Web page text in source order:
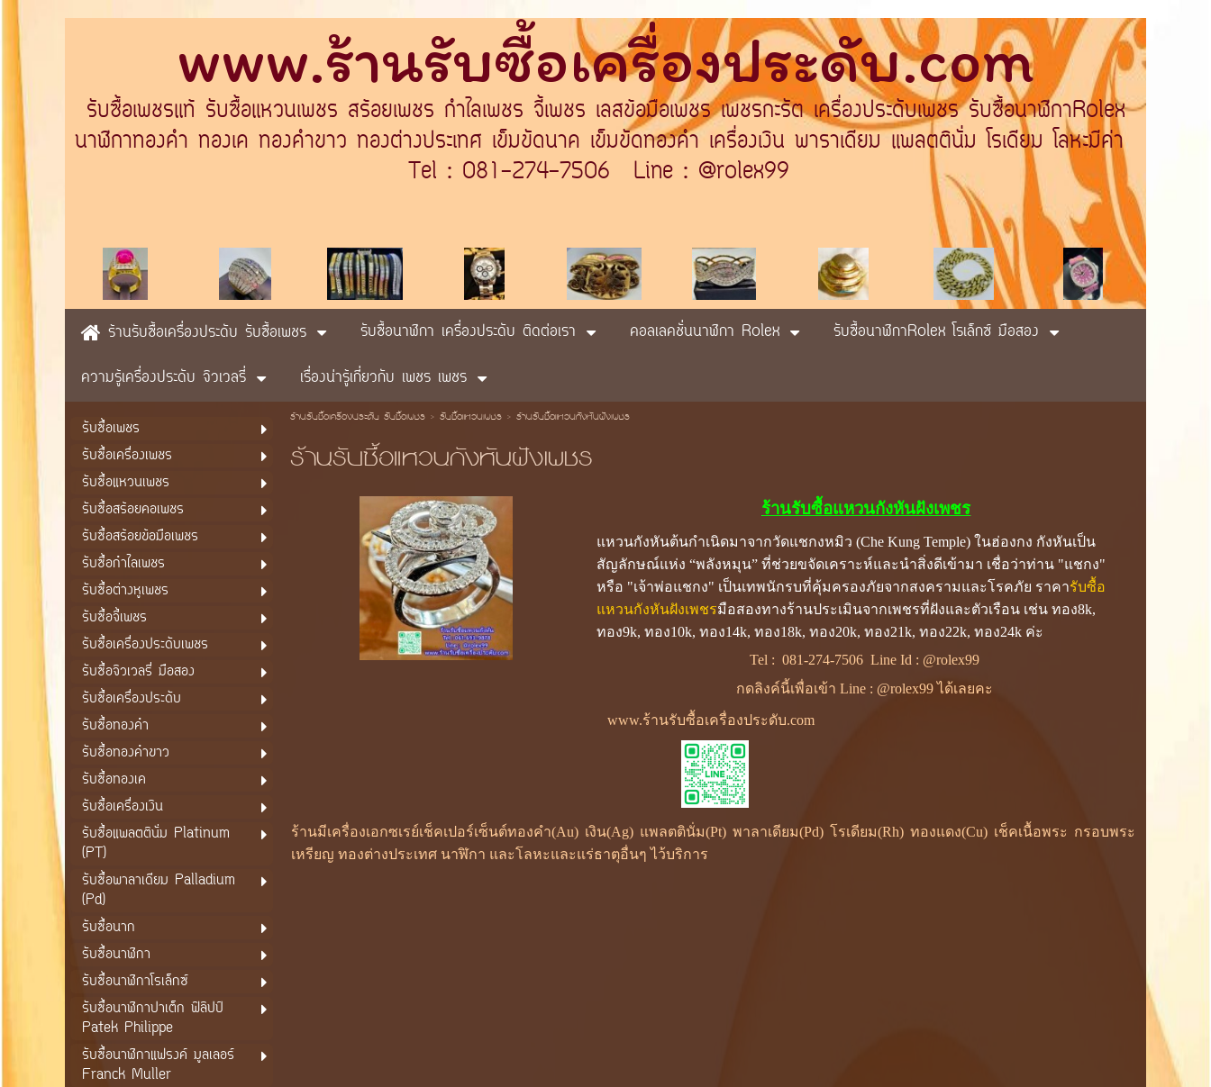
www.ร้านรับซื้อเครื่องประดับ.com
รับซื้อเพชรแท้ รับซื้อแหวนเพชร สร้อยเพชร กำไลเพชร จี้เพชร เลสข้อมือเพชร เพชรกะรัต เครื่องประดับเพชร รับซื้อนาฬิกาRolex
นาฬิกาทองคำ ทองเค ทองคำขาว ทองต่างประเทศ เข็มขัดนาค เข็มขัดทองคำ เครื่องเงิน พาราเดียม แพลตตินั่ม โรเดียม โลหะมีค่า
Tel : 081-274-7506 Line : @rolex99
ร้านรับซื้อเครื่องประดับ รับซื้อเพชร รับซื้อนาฬิกา เครื่องประดับ ติดต่อเรา คอลเลคชั่นนาฬิกา Rolex
รับซื้อนาฬิกาRolex โรเล็กซ์ มือสอง
ความรู้เครื่องประดับ จิวเวลรี่
เรื่องน่ารู้เกี่ยวกับ เพชร เพชร
รับซื้อเพชร
รับซื้อเครื่องเพชร
รับซื้อแหวนเพชร
รับซื้อสร้อยคอเพชร
รับซื้อสร้อยข้อมือเพชร
รับซื้อกำไลเพชร
รับซื้อต่างหูเพชร
รับซื้อจี้เพชร
รับซื้อเครื่องประดับเพชร
รับซื้อจิวเวลรี่ มือสอง
รับซื้อเครื่องประดับ
รับซื้อทองคำ
รับซื้อทองคำขาว
รับซื้อทองเค
รับซื้อเครื่องเงิน
รับซื้อแพลตตินั่ม Platinum
(PT)
รับซื้อพาลาเดียม Palladium
(Pd)
รับซื้อนาก
รับซื้อนาฬิกา
รับซื้อนาฬิกาโรเล็กซ์
รับซื้อนาฬิกาปาเต็ก ฟิลิปป์
Patek Philippe
รับซื้อนาฬิกาแฟรงค์ มูลเลอร์
Franck Muller
ร้านรับซื้อเครื่องประดับ รับซื้อเพชร> รับซื้อแหวนเพชร> ร้านรับซื้อแหวนกังหันฝังเพชร
ร้านรับซื้อแหวนกังหันฝังเพชร
ร้านรับซื้อแหวนกังหันฝังเพชร
แหวนกังหันต้นกำเนิดมาจากวัดแชกงหมิว (Che Kung Temple) ในฮ่องกง กังหันเป็น
สัญลักษณ์แห่ง “พลังหมุน” ที่ช่วยขจัดเคราะห์และนำสิ่งดีเข้ามา เชื่อว่าท่าน "แชกง"
หรือ "เจ้าพ่อแชกง" เป็นเทพนักรบที่คุ้มครองภัยจากสงครามและโรคภัย ราคารับซื้อ
แหวนกังหันฝังเพชรมือสองทางร้านประเมินจากเพชรที่ฝังและตัวเรือน เช่น ทอง8k,
ทอง9k, ทอง10k, ทอง14k, ทอง18k, ทอง20k, ทอง21k, ทอง22k, ทอง24k ค่ะ
Tel : 081-274-7506Line Id : @rolex99
กดลิงค์นี้เพื่อเข้า Line : @rolex99 ได้เลยคะ
www.ร้านรับซื้อเครื่องประดับ.com
ร้านมีเครื่องเอกซเรย์เช็คเปอร์เซ็นต์ทองคำ(Au) เงิน(Ag) แพลตตินั่ม(Pt) พาลาเดียม(Pd) โรเดียม(Rh) ทองแดง(Cu) เช็คเนื้อพระ กรอบพระ
เหรียญ ทองต่างประเทศ นาฬิกา และโลหะและแร่ธาตุอื่นๆ ไว้บริการ